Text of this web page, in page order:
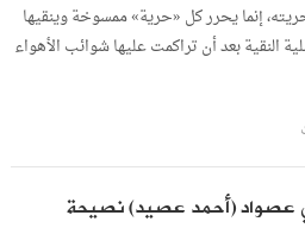
إنما يحرر كل «حرية» ممسوخة وينقيها
النقية بعد أن تراكمت عليها شوائب الأهواء
عصواد (أحمد عصيد) نصيحة